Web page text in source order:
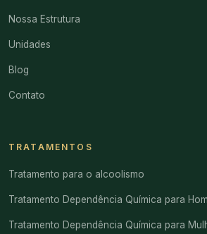
Nossa Estrutura
Unidades
Blog
Contato
TRATAMENTOS
Tratamento para o alcoolismo
Tratamento Dependência Química para
Tratamento Dependência Química para